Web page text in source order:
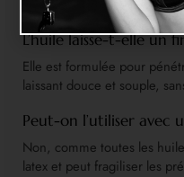
de réaction.
L’huile laisse-t-elle un
Elle est formulée pour
laissant douce et souple,
Peut-on l’utiliser avec
Non, comme toutes les
latex et peut fragiliser les